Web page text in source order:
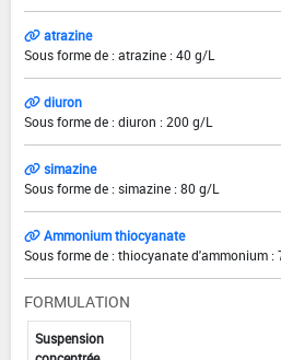
atrazine
Sous forme de : atrazine : 40 g/L
diuron
Sous forme de : diuron : 200 g/L
simazine
Sous forme de : simazine : 80 g/L
Ammonium thiocyanate
Sous forme de : thiocyanate d'ammonium :
FORMULATION
Suspension